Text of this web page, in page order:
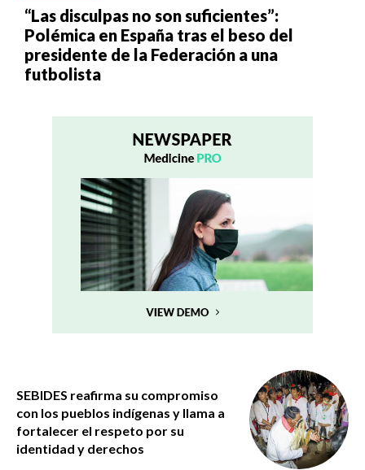
“Las disculpas no son suficientes”:
Polémica en España tras el beso del
presidente de la Federación a una
futbolista
SEBIDES reafirma su compromiso
con los pueblos indígenas y llama a
fortalecer el respeto por su
identidad y derechos